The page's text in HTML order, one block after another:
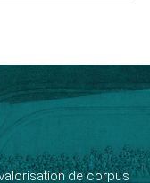
de corpus